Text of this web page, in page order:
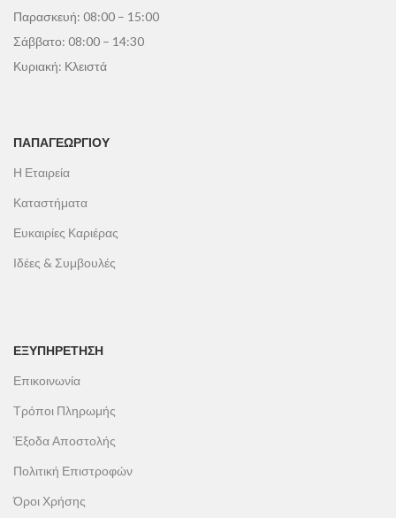
Παρασκευή: 08:00 – 15:00
Σάββατο: 08:00 – 14:30
Κυριακή: Κλειστά
ΠΑΠΑΓΕΩΡΓΊΟΥ
Η Εταιρεία
Καταστήματα
Ευκαιρίες Καριέρας
Ιδέες & Συμβουλές
ΕΞΥΠΗΡΕΤΗΣΗ
Επικοινωνία
Τρόποι Πληρωμής
Έξοδα Αποστολής
Πολιτική Επιστροφών
Όροι Χρήσης